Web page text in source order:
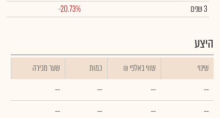
3 שנים
-20.73%
היצע
שינוי ₪ שווי באלפי כמות
שער מכירה
--
--
--
--
--
--
--
--